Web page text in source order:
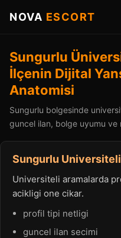
NOVA ESCORT
Sungurlu
İlçenin Dijital
Anatomisi
Sungurlu bolgesinde
guncel ilan, bolge uyumu ve
Sungurlu
Universiteli aramalarda
acikligi one cikar.
profil tipi netligi
guncel ilan secimi